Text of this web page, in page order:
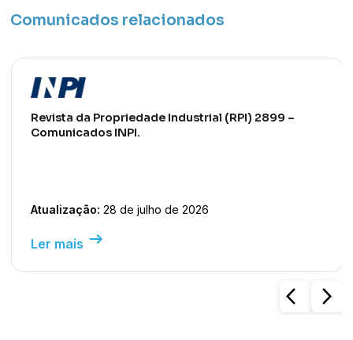
Comunicados relacionados
Revista da Propriedade Industrial (RPI) 2899 –
Comunicados INPI.
Atualização: 28 de julho de 2026
Ler mais arrow_right_alt
arrow_back_ios arrow_forward_ios